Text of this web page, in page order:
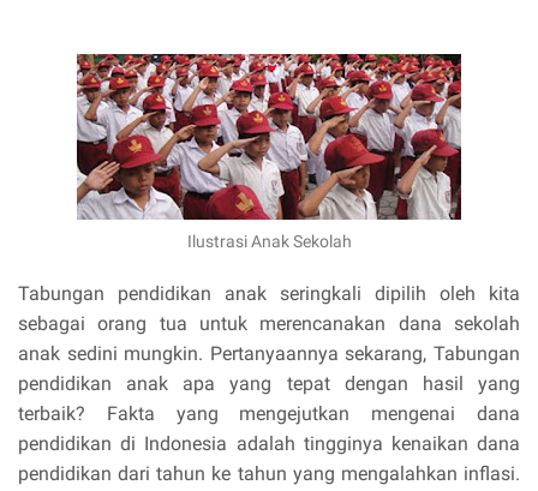
Ilustrasi Anak Sekolah
Tabungan pendidikan anak seringkali dipilih oleh kita
sebagai orang tua untuk merencanakan dana sekolah
anak sedini mungkin. Pertanyaannya sekarang, Tabungan
pendidikan anak apa yang tepat dengan hasil yang
terbaik? Fakta yang mengejutkan mengenai dana
pendidikan di Indonesia adalah tingginya kenaikan dana
pendidikan dari tahun ke tahun yang mengalahkan inflasi.